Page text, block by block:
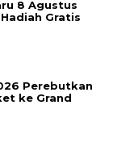
8 Agustus
Gratis
Perebutkan
ke Grand